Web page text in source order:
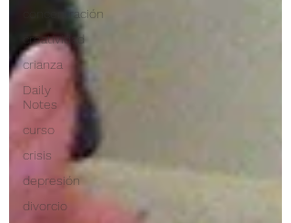
concentración
creatividad
crianza
Daily
Notes
curso
crisis
depresión
divorcio